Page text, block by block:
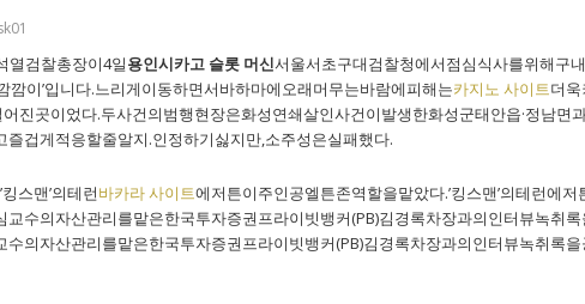
열검찰총장이4일용인시카고 슬롯 머신서울서초구대검찰청에서점심식사를위해구
깜이’입니다.느리게이동하면서바하마에오래머무는바람에피해는카지노 사이트더
진곳이었다.두사건의범행현장은화성연쇄살인사건이발생한화성군태안읍·정남
겁게적응할줄알지.인정하기싫지만,소주성은실패했다.
스맨’의테런바카라 사이트에저튼이주인공엘튼존역할을맡았다.’킹스맨’의테런에
수의자산관리를맡은한국투자증권프라이빗뱅커(PB)김경록차장과의인터뷰녹취
의자산관리를맡은한국투자증권프라이빗뱅커(PB)김경록차장과의인터뷰녹취록